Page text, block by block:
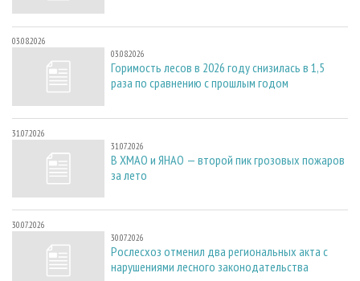
03.08.2026
03.08.2026
Горимость лесов в 2026 году снизилась в 1,5
раза по сравнению с прошлым годом
31.07.2026
31.07.2026
В ХМАО и ЯНАО — второй пик грозовых пожаров
за лето
30.07.2026
30.07.2026
Рослесхоз отменил два региональных акта с
нарушениями лесного законодательства